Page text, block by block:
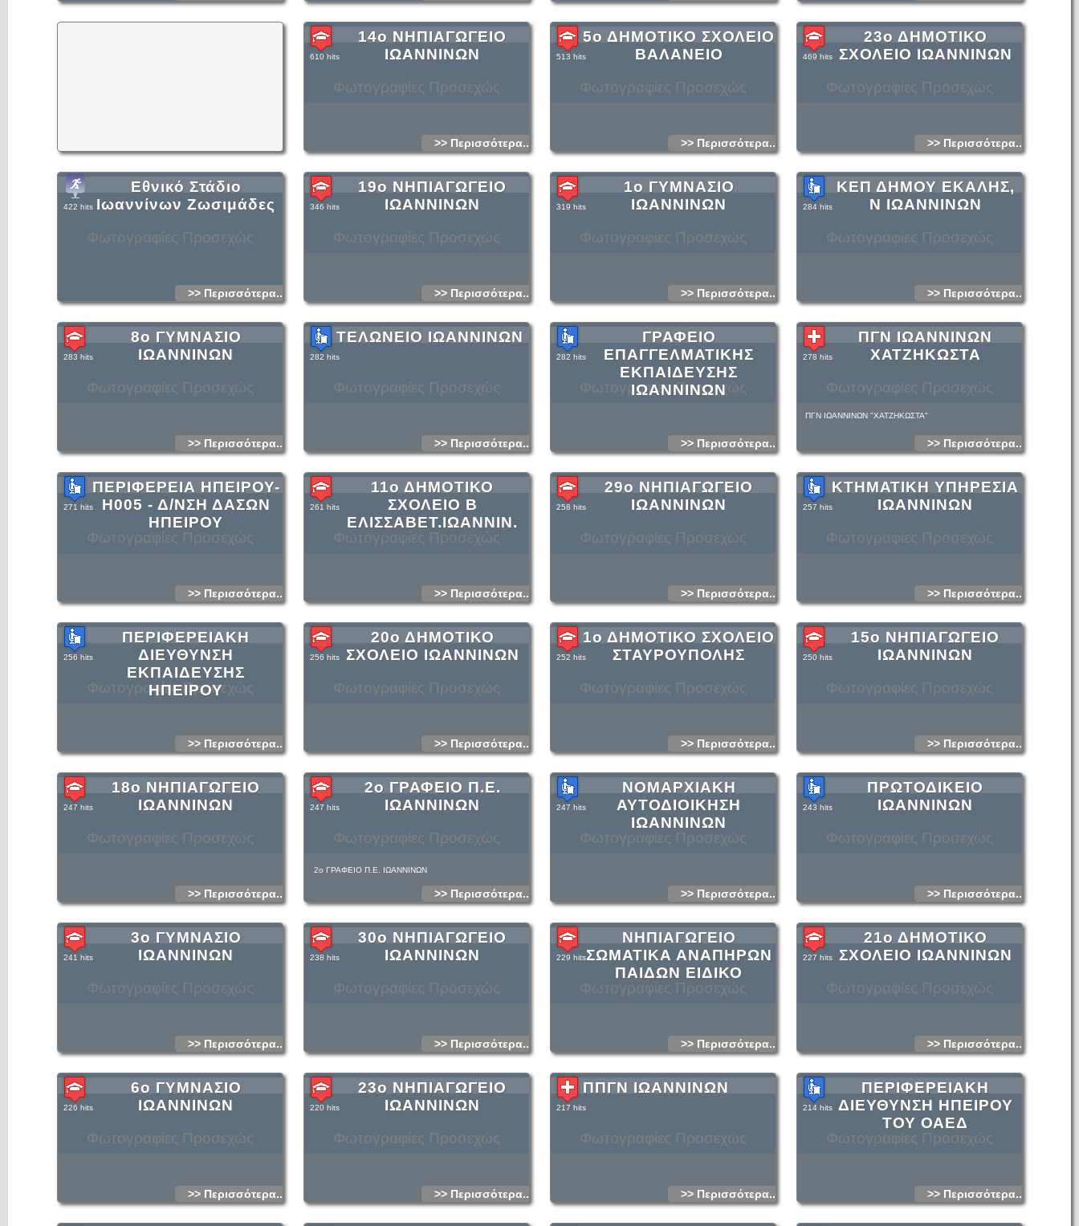
Φωτογραφίες Προσεχώς
14ο ΝΗΠΙΑΓΩΓΕΙΟ
ΙΩΑΝΝΙΝΩΝ
610 hits
>> Περισσότερα...
Φωτογραφίες Προσεχώς
5ο ΔΗΜΟΤΙΚΟ ΣΧΟΛΕΙΟ
ΒΑΛΑΝΕΙΟ
513 hits
>> Περισσότερα...
Φωτογραφίες Προσεχώς
23ο ΔΗΜΟΤΙΚΟ
ΣΧΟΛΕΙΟ ΙΩΑΝΝΙΝΩΝ
469 hits
>> Περισσότερα...
Φωτογραφίες Προσεχώς
Εθνικό Στάδιο
Ιωαννίνων Ζωσιμάδες
422 hits
>> Περισσότερα...
Φωτογραφίες Προσεχώς
19ο ΝΗΠΙΑΓΩΓΕΙΟ
ΙΩΑΝΝΙΝΩΝ
346 hits
>> Περισσότερα...
Φωτογραφίες Προσεχώς
1ο ΓΥΜΝΑΣΙΟ
ΙΩΑΝΝΙΝΩΝ
319 hits
>> Περισσότερα...
Φωτογραφίες Προσεχώς
ΚΕΠ ΔΗΜΟΥ ΕΚΑΛΗΣ,
Ν ΙΩΑΝΝΙΝΩΝ
284 hits
>> Περισσότερα...
Φωτογραφίες Προσεχώς
8ο ΓΥΜΝΑΣΙΟ
ΙΩΑΝΝΙΝΩΝ
283 hits
>> Περισσότερα...
Φωτογραφίες Προσεχώς
ΤΕΛΩΝΕΙΟ ΙΩΑΝΝΙΝΩΝ
282 hits
>> Περισσότερα...
Φωτογραφίες Προσεχώς
ΓΡΑΦΕΙΟ
ΕΠΑΓΓΕΛΜΑΤΙΚΗΣ
ΕΚΠΑΙΔΕΥΣΗΣ
ΙΩΑΝΝΙΝΩΝ
282 hits
>> Περισσότερα...
Φωτογραφίες Προσεχώς
ΠΓΝ ΙΩΑΝΝΙΝΩΝ
ΧΑΤΖΗΚΩΣΤΑ
278 hits
ΠΓΝ ΙΩΑΝΝΙΝΩΝ "ΧΑΤΖΗΚΩΣΤΑ"
>> Περισσότερα...
Φωτογραφίες Προσεχώς
ΠΕΡΙΦΕΡΕΙΑ ΗΠΕΙΡΟΥ-
Η005 - Δ/ΝΣΗ ΔΑΣΩΝ
ΗΠΕΙΡΟΥ
271 hits
>> Περισσότερα...
Φωτογραφίες Προσεχώς
11ο ΔΗΜΟΤΙΚΟ
ΣΧΟΛΕΙΟ Β
ΕΛΙΣΣΑΒΕΤ.ΙΩΑΝΝΙΝ.
261 hits
>> Περισσότερα...
Φωτογραφίες Προσεχώς
29ο ΝΗΠΙΑΓΩΓΕΙΟ
ΙΩΑΝΝΙΝΩΝ
258 hits
>> Περισσότερα...
Φωτογραφίες Προσεχώς
ΚΤΗΜΑΤΙΚΗ ΥΠΗΡΕΣΙΑ
ΙΩΑΝΝΙΝΩΝ
257 hits
>> Περισσότερα...
Φωτογραφίες Προσεχώς
ΠΕΡΙΦΕΡΕΙΑΚΗ
ΔΙΕΥΘΥΝΣΗ
ΕΚΠΑΙΔΕΥΣΗΣ
ΗΠΕΙΡΟΥ
256 hits
>> Περισσότερα...
Φωτογραφίες Προσεχώς
20ο ΔΗΜΟΤΙΚΟ
ΣΧΟΛΕΙΟ ΙΩΑΝΝΙΝΩΝ
256 hits
>> Περισσότερα...
Φωτογραφίες Προσεχώς
1ο ΔΗΜΟΤΙΚΟ ΣΧΟΛΕΙΟ
ΣΤΑΥΡΟΥΠΟΛΗΣ
252 hits
>> Περισσότερα...
Φωτογραφίες Προσεχώς
15ο ΝΗΠΙΑΓΩΓΕΙΟ
ΙΩΑΝΝΙΝΩΝ
250 hits
>> Περισσότερα...
Φωτογραφίες Προσεχώς
18ο ΝΗΠΙΑΓΩΓΕΙΟ
ΙΩΑΝΝΙΝΩΝ
247 hits
>> Περισσότερα...
Φωτογραφίες Προσεχώς
2ο ΓΡΑΦΕΙΟ Π.Ε.
ΙΩΑΝΝΙΝΩΝ
247 hits
2ο ΓΡΑΦΕΙΟ Π.Ε. ΙΩΑΝΝΙΝΩΝ
>> Περισσότερα...
Φωτογραφίες Προσεχώς
ΝΟΜΑΡΧΙΑΚΗ
ΑΥΤΟΔΙΟΙΚΗΣΗ
ΙΩΑΝΝΙΝΩΝ
247 hits
>> Περισσότερα...
Φωτογραφίες Προσεχώς
ΠΡΩΤΟΔΙΚΕΙΟ
ΙΩΑΝΝΙΝΩΝ
243 hits
>> Περισσότερα...
Φωτογραφίες Προσεχώς
3ο ΓΥΜΝΑΣΙΟ
ΙΩΑΝΝΙΝΩΝ
241 hits
>> Περισσότερα...
Φωτογραφίες Προσεχώς
30ο ΝΗΠΙΑΓΩΓΕΙΟ
ΙΩΑΝΝΙΝΩΝ
238 hits
>> Περισσότερα...
Φωτογραφίες Προσεχώς
ΝΗΠΙΑΓΩΓΕΙΟ
ΣΩΜΑΤΙΚΑ ΑΝΑΠΗΡΩΝ
ΠΑΙΔΩΝ ΕΙΔΙΚΟ
229 hits
>> Περισσότερα...
Φωτογραφίες Προσεχώς
21ο ΔΗΜΟΤΙΚΟ
ΣΧΟΛΕΙΟ ΙΩΑΝΝΙΝΩΝ
227 hits
>> Περισσότερα...
Φωτογραφίες Προσεχώς
6ο ΓΥΜΝΑΣΙΟ
ΙΩΑΝΝΙΝΩΝ
226 hits
>> Περισσότερα...
Φωτογραφίες Προσεχώς
23ο ΝΗΠΙΑΓΩΓΕΙΟ
ΙΩΑΝΝΙΝΩΝ
220 hits
>> Περισσότερα...
Φωτογραφίες Προσεχώς
ΠΠΓΝ ΙΩΑΝΝΙΝΩΝ
217 hits
>> Περισσότερα...
Φωτογραφίες Προσεχώς
ΠΕΡΙΦΕΡΕΙΑΚΗ
ΔΙΕΥΘΥΝΣΗ ΗΠΕΙΡΟΥ
ΤΟΥ ΟΑΕΔ
214 hits
>> Περισσότερα...